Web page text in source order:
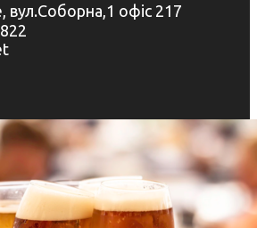
вул.Соборна,1 офіс 217